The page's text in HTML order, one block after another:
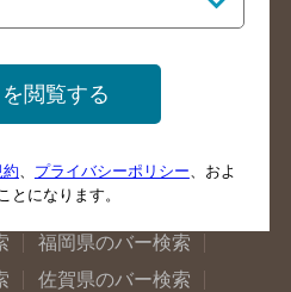
岡山県のバー検索
徳島県のバー検索
愛媛県のバー検索
福岡県のバー検索
佐賀県のバー検索
閲覧する
、 プライバシーポリシー、およ
とになります。